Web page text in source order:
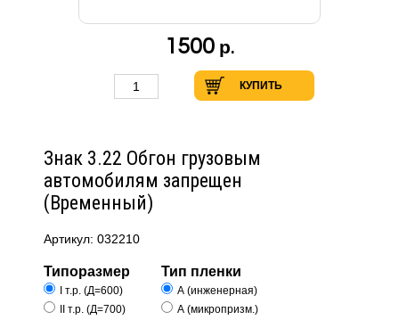
Знак 3.22 Обгон грузовым
автомобилям запрещен
(Временный)
Артикул: 032210
Типоразмер
I т.р. (Д=600)
II т.р. (Д=700)
Тип пленки
А (инженерная)
А (микропризм.)
1500 р.
КУПИТЬ